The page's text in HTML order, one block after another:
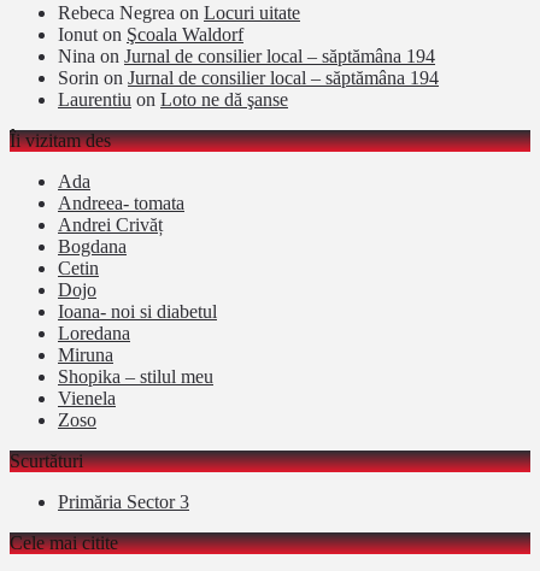
Rebeca Negrea on Locuri uitate
Ionut on Şcoala Waldorf
Nina on Jurnal de consilier local – săptămâna 194
Sorin on Jurnal de consilier local – săptămâna 194
Laurentiu on Loto ne dă şanse
Îi vizitam des
Ada
Andreea- tomata
Andrei Crivăț
Bogdana
Cetin
Dojo
Ioana- noi si diabetul
Loredana
Miruna
Shopika – stilul meu
Vienela
Zoso
Scurtături
Primăria Sector 3
Cele mai citite